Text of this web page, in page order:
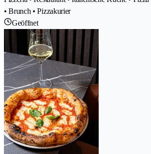
• Brunch • Pizzakurier
Geöffnet